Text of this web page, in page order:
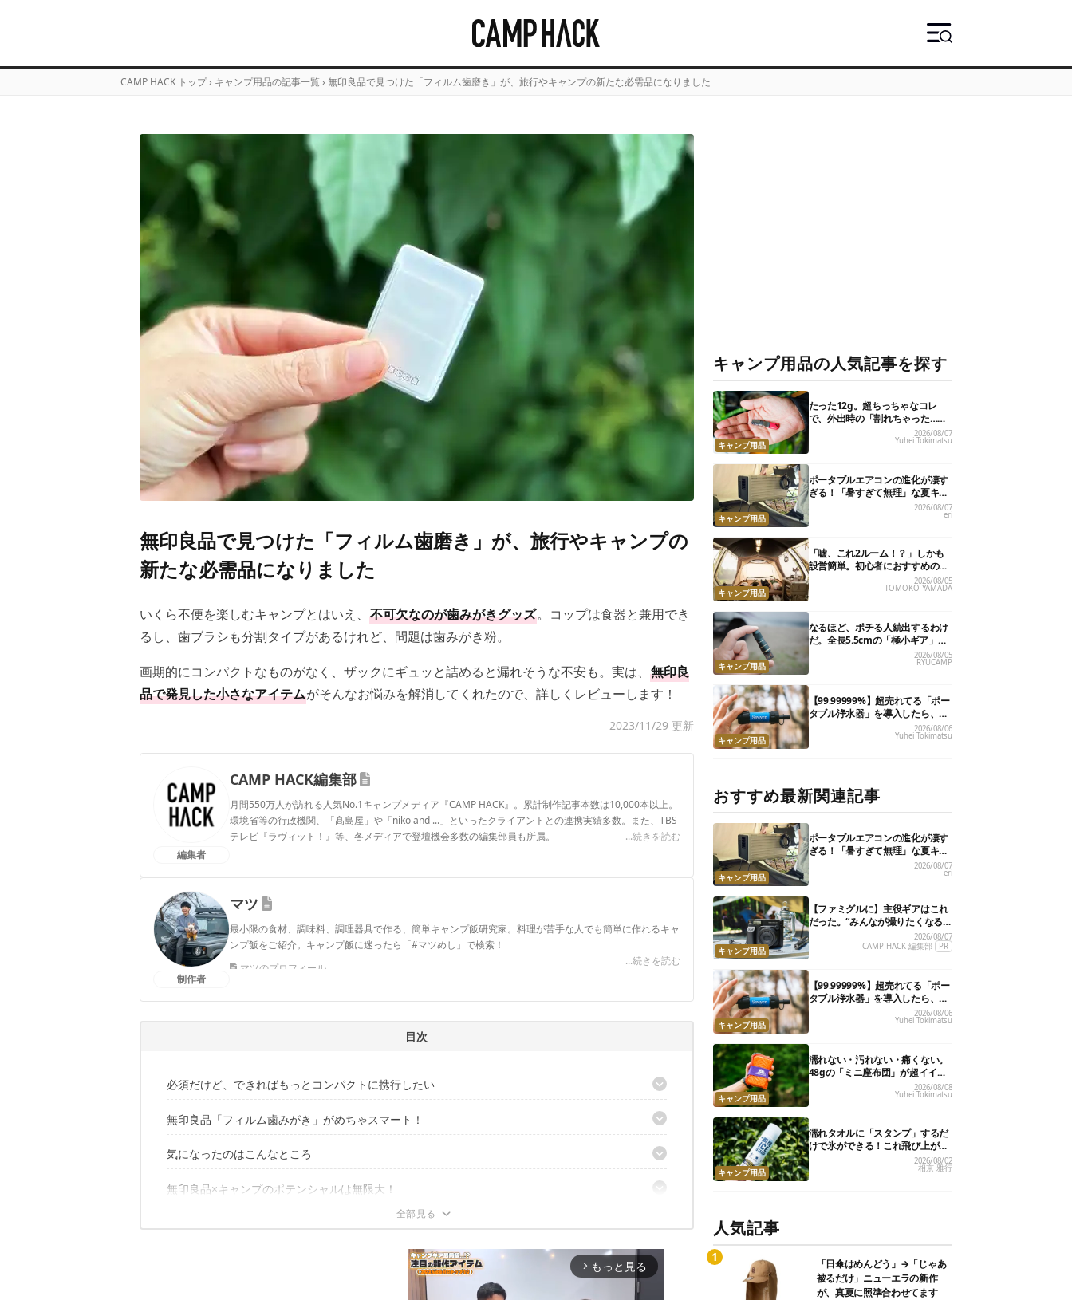
CAMP HACK トップ › キャンプ用品の記事一覧 › 無印良品で見つけた「フィルム歯磨き」が、旅行やキャンプの新たな必需品になりました
無印良品で見つけた「フィルム歯磨き」が、旅行やキャンプの
新たな必需品になりました
いくら不便を楽しむキャンプとはいえ、 不可欠なのが歯みがきグッズ。コップは食器と兼用でき
るし、歯ブラシも分割タイプがあるけれど、問題は歯みがき粉。
画期的にコンパクトなものがなく、ザックにギュッと詰めると漏れそうな不安も。実は、 無印良
品で発見した小さなアイテムがそんなお悩みを解消してくれたので、詳しくレビューします！
2023/11/29 更新
編集者
CAMP HACK編集部
月間550万人が訪れる人気No.1キャンプメディア『CAMP HACK』。累計制作記事本数は10,000本以上。
環境省等の行政機関、「髙島屋」や「niko and ...」といったクライアントとの連携実績多数。また、TBS
テレビ『ラヴィット！』等、各メディアで登壇機会多数の編集部員も所属。
...続きを読む
制作者
マツ
最小限の食材、調味料、調理器具で作る、簡単キャンプ飯研究家。料理が苦手な人でも簡単に作れるキャ
ンプ飯をご紹介。キャンプ飯に迷ったら「#マツめし」で検索！
...続きを読む
マツのプロフィール
目次
必須だけど、できればもっとコンパクトに携行したい
無印良品にあったコレが……！
無印良品「フィルム歯みがき」がめちゃスマート！
とにかく軽量＆コンパクト
中身はどんな感じ？
泡立ちもいい！
気になったのはこんなところ
コスパはイマイチ……。
無印良品×キャンプのポテンシャルは無限大！
arrow_forward_ios もっと見る
キャンプ用品の人気記事を探す
キャンプ用品
たった12g。超ちっちゃなコレ
で、外出時の「割れちゃった…」
2026/08/07
Yuhei Tokimatsu
キャンプ用品
ポータブルエアコンの進化が凄す
ぎる！「暑すぎて無理」な夏キャ
ンプを激変させる最新5選2026/08/07
eri
キャンプ用品
「嘘、これ2ルーム！？」しかも
設営簡単。初心者におすすめの最
新“おしゃれ広々テント”7選2026/08/05
TOMOKO YAMADA
キャンプ用品
なるほど、ポチる人続出するわけ
だ。全長5.5cmの「極小ギア」を
使って分かったほんとの魅力2026/08/05
RYUCAMP
キャンプ用品
【99.99999%】超売れてる「ポー
タブル浄水器」を導入したら、防
災が明確に自分ごと化した2026/08/06
Yuhei Tokimatsu
おすすめ最新関連記事
キャンプ用品
ポータブルエアコンの進化が凄す
ぎる！「暑すぎて無理」な夏キャ
ンプを激変させる最新5選2026/08/07
eri
キャンプ用品
【ファミグルに】主役ギアはこれ
だった。“みんなが撮りたくなる
カメラ”が楽しすぎる！
2026/08/07
CAMP HACK 編集部
PR
キャンプ用品
【99.99999%】超売れてる「ポー
タブル浄水器」を導入したら、防
災が明確に自分ごと化した2026/08/06
Yuhei Tokimatsu
キャンプ用品
濡れない・汚れない・痛くない。
48gの「ミニ座布団」が超イイ具
合
2026/08/08
Yuhei Tokimatsu
キャンプ用品
濡れタオルに「スタンプ」するだ
けで氷ができる！これ飛び上がる
くらい涼しくて最高だった2026/08/02
相京 雅行
人気記事
「日傘はめんどう」→「じゃあ
被るだけ」ニューエラの新作
が、真夏に照準合わせてます